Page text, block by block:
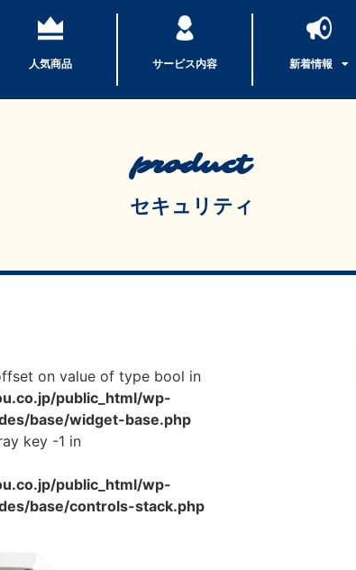
人気商品 サービス内容 新着情報
product
セキュリティ
on value of type bool in
public_html/wp-
base/widget-base.php
key -1 in
public_html/wp-
base/controls-stack.php